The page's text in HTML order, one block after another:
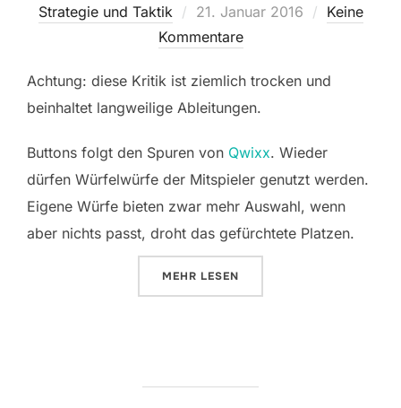
Strategie und Taktik
Veröffentlicht
am
21. Januar 2016
Keine
Kommentare
Achtung: diese Kritik ist ziemlich trocken und
beinhaltet langweilige Ableitungen.
Buttons folgt den Spuren von Qwixx. Wieder
dürfen Würfelwürfe der Mitspieler genutzt werden.
Eigene Würfe bieten zwar mehr Auswahl, wenn
aber nichts passt, droht das gefürchtete Platzen.
MEHR ÜBER „BUTTONS“
LESEN